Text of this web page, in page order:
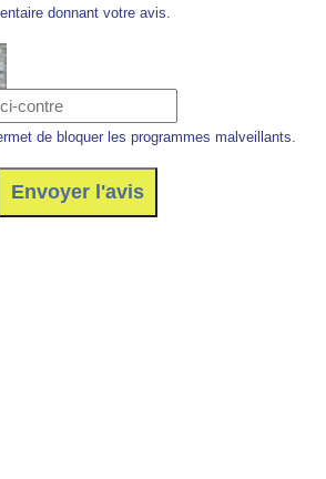
donnant votre avis.
de bloquer les programmes malveillants.